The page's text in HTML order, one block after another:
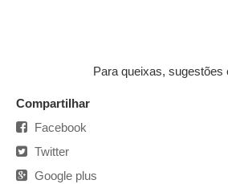
Para queixas, sugestões
Compartilhar
Facebook
Twitter
Google plus